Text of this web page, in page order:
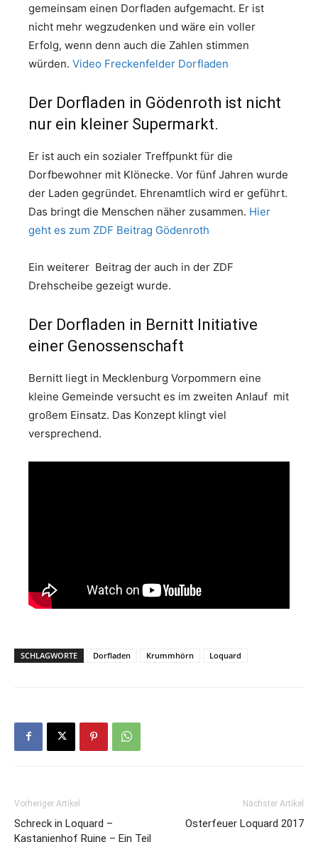
gemeinsam einen Dorfladen aufgemacht. Er ist
nicht mehr wegzudenken und wäre ein voller
Erfolg, wenn denn auch die Zahlen stimmen
würden. Video Freckenfelder Dorfladen
Der Dorfladen in Gödenroth ist nicht
nur ein kleiner Supermarkt.
Er ist auch ein sozialer Treffpunkt für die
Dorfbewohner mit Klönecke. Vor fünf Jahren wurde
der Laden gegründet. Ehrenamtlich wird er geführt.
Das bringt die Menschen näher zusammen. Hier
geht es zum ZDF Beitrag Gödenroth
Ein weiterer Beitrag der auch in der ZDF
Drehscheibe gezeigt wurde.
Der Dorfladen in Bernitt Initiative
einer Genossenschaft
Bernitt liegt in Mecklenburg Vorpommern eine
kleine Gemeinde versucht es im zweiten Anlauf mit
großem Einsatz. Das Konzept klingt viel
versprechend.
SCHLAGWORTE Dorfladen Krummhörn Loquard
Vorheriger Artikel
Schreck in Loquard –
Kastanienhof Ruine – Ein Teil
Nächster Artikel
Osterfeuer Loquard 2017